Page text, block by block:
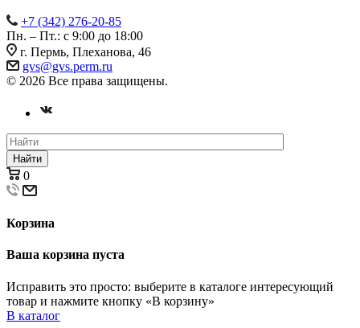
+7 (342) 276-20-85
Пн. – Пт.: с 9:00 до 18:00
г. Пермь, Плеханова, 46
gvs@gvs.perm.ru
© 2026 Все права защищены.
Найти
0
Корзина
Ваша корзина пуста
Исправить это просто: выберите в каталоге интересующий
товар и нажмите кнопку «В корзину»
В каталог